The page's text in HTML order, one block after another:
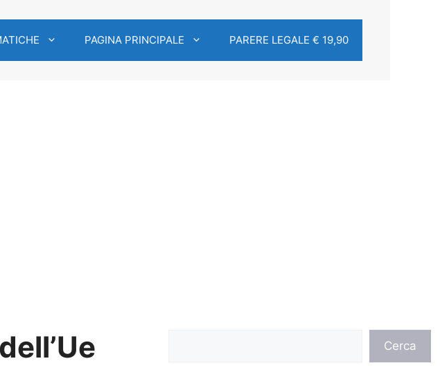
PAGINA PRINCIPALE PARERE LEGALE € 19,90
Cerca